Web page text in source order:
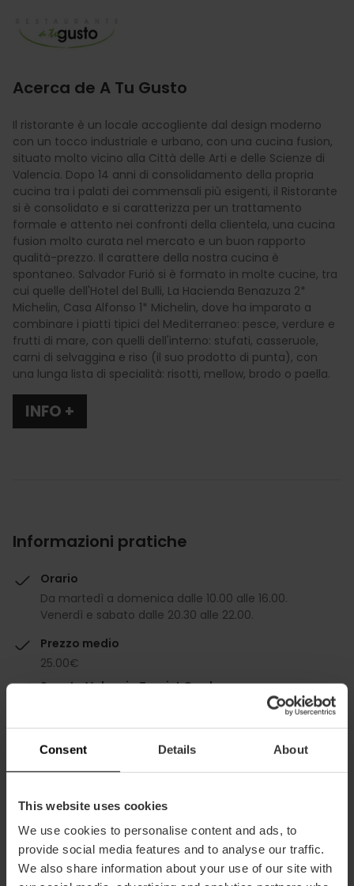
Consent Details About
This website uses cookies
We use cookies to personalise content and ads, to
provide social media features and to analyse our traffic.
We also share information about your use of our site with
Acerca de A Tu Gusto
Il ristorante è un locale accogliente dal design moderno
con un tocco industriale e urbano, con una cucina fusion,
situato molto vicino alla Città delle Arti e delle Scienze di
Valencia. Dopo 14 anni di consolidamento della propria
cucina tra i palati dei commensali più esigenti, il Ristorante
si è consolidato e si caratterizza per un trattamento
formale e attento nei confronti della clientela, una cucina
fusion molto curata nel mercato e un buon rapporto
qualità-prezzo. Il carattere della nostra cucina è
spontaneo. Salvador Furió si è formato in molte cucine, tra
cui quelle dell'Hotel del Bulli, La Hacienda Benazuza 2*
Michelin, Casa Alfonso 1* Michelin, dove ha imparato a
combinare i piatti tipici del Mediterraneo: pesce, verdure e
frutti di mare, con quelli dell'interno: stufati, casseruole,
carni di selvaggina e riso (il suo prodotto di punta), con
una lunga lista di specialità: risotti, mellow, brodo o paella.
INFO +
Informazioni pratiche
Orario
Da martedì a domenica dalle 10.00 alle 16.00.
Venerdì e sabato dalle 20.30 alle 22.00.
Prezzo medio
25.00€
Sconto Valencia Tourist Card
Capacità
Ristorante